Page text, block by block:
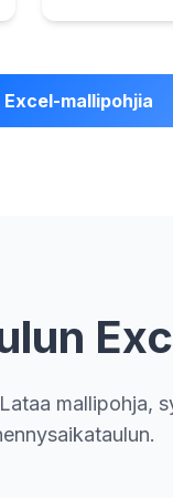
Excel-mallipohjia
mallipohja,